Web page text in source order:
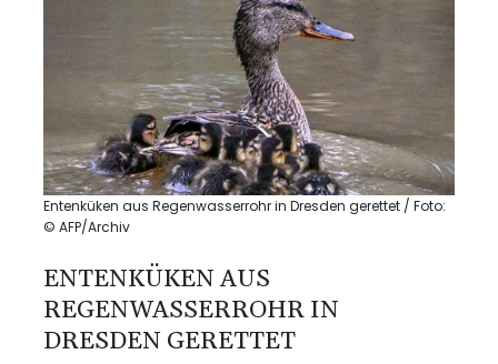
Entenküken aus Regenwasserrohr in Dresden gerettet / Foto:
© AFP/Archiv
ENTENKÜKEN AUS
REGENWASSERROHR IN
DRESDEN GERETTET